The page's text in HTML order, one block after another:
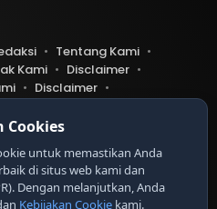
Tentang Kami
Kami
Disclaimer
Disclaimer
oleh Dewan Pers
Verifikasi/K/XII/20XX
data/contoh-xxx
Cookies
untuk memastikan Anda
di situs web kami dan
Dengan melanjutkan, Anda
Kebijakan Cookie kami.